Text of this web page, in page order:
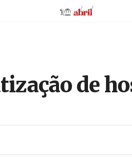
AbrilAbril
de